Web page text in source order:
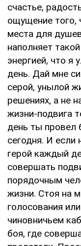
счастье,
ощущение того,
места для
наполняет
энергией, что
день. Дай мне
серой, унылой
решениях, а не
жизни-подвига
день ты провел
сегодня. И если
герой каждый
совершать
порядочным
жизни. Стоя на
голосования
чиновничьем
боя, где